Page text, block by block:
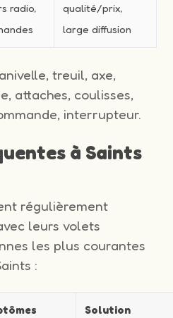
radio,
qualité/prix,
large diffusion
treuil, axe,
attaches, coulisses,
interrupteur.
à Saints
régulièrement
leurs volets
les plus courantes
:
Solution